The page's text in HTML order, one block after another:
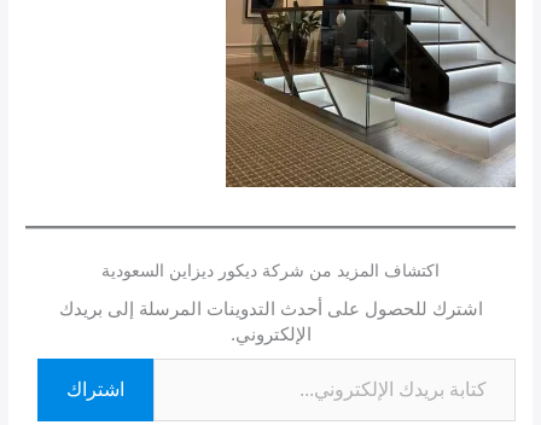
اكتشاف المزيد من شركة ديكور ديزاين السعودية
اشترك للحصول على أحدث التدوينات المرسلة إلى بريدك
الإلكتروني.
اشتراك